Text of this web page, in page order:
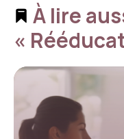
À lire
«